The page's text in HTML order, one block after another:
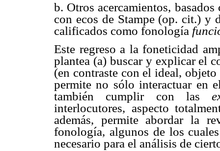
b. Otros acercamientos,
con ecos de Stampe (op. cit.) y
calificados como fonología
Este regreso a la foneticidad
plantea (a) buscar y explicar el
(en contraste con el ideal,
permite no sólo interactuar en
también cumplir con las
interlocutores, aspecto
además, permite abordar la
fonología, algunos de los
necesario para el análisis de